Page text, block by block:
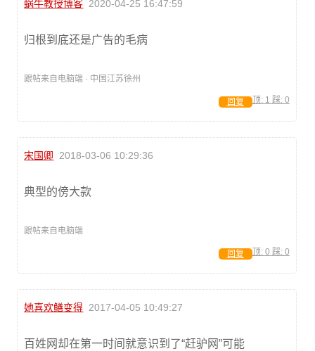
蜗牛教授博客 2020-04-25 16:47:59
归根到底还是广告的毛病
跟帖来自电脑端 · 中国江苏徐州
顶: 1 踩: 0
回复
宋国卿 2018-03-06 10:29:36
典型的傍大款
跟帖来自电脑端
顶: 0 踩: 0
回复
她喜欢鳝变得 2017-04-05 10:49:27
百姓网却在第一时间就意识到了“赶驴网”可能